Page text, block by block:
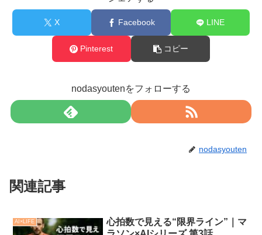
X Facebook LINE
Pinterest コピー
nodasyoutenをフォローする
nodasyouten
関連記事
AI×LIFE
心拍数で見える“限界ライン”｜マ